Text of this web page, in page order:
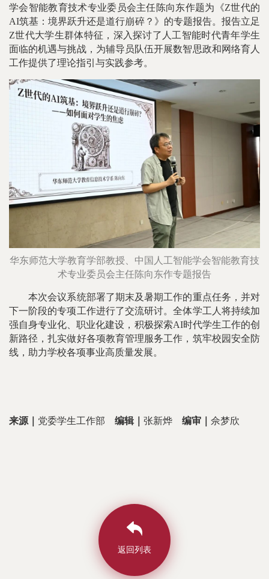
学会智能教育技术专业委员会主任陈向东作题为《Z世代的
AI筑基：境界跃升还是道行崩碎？》的专题报告。报告立足
Z世代大学生群体特征，深入探讨了人工智能时代青年学生
面临的机遇与挑战，为辅导员队伍开展数智思政和网络育人
工作提供了理论指引与实践参考。
华东师范大学教育学部教授、中国人工智能学会智能教育技
术专业委员会主任陈向东作专题报告
本次会议系统部署了期末及暑期工作的重点任务，并对
下一阶段的专项工作进行了交流研讨。全体学工人将持续加
强自身专业化、职业化建设，积极探索AI时代学生工作的创
新路径，扎实做好各项教育管理服务工作，筑牢校园安全防
线，助力学校各项事业高质量发展。
来源｜ 党委学生工作部 编辑｜ 张新烨 编审｜ 佘梦欣
返回列表